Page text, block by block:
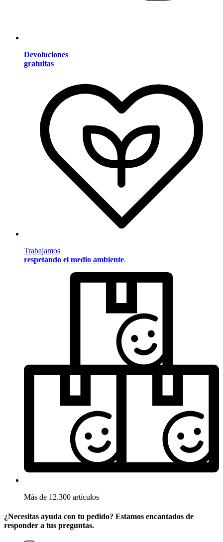
Devoluciones
gratuitas
Trabajamos
respetando el medio ambiente.
Más de 12.300 artículos
¿Necesitas ayuda con tu pedido? Estamos encantados de
responder a tus preguntas.